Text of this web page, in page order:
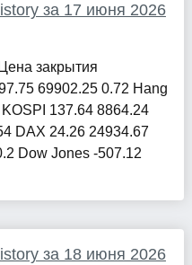
за 17 июня 2026
закрытия
69902.25 0.72 Hang
137.64 8864.24
DAX 24.26 24934.67
Dow Jones -507.12
за 18 июня 2026